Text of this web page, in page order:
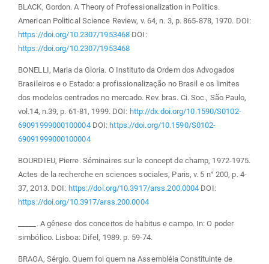
BLACK, Gordon. A Theory of Professionalization in Politics.
American Political Science Review, v. 64, n. 3, p. 865-878, 1970. DOI:
https://doi.org/10.2307/1953468 DOI:
https://doi.org/10.2307/1953468
BONELLI, Maria da Gloria. O Instituto da Ordem dos Advogados
Brasileiros e o Estado: a profissionalização no Brasil e os limites
dos modelos centrados no mercado. Rev. bras. Ci. Soc., São Paulo,
vol.14, n.39, p. 61-81, 1999. DOI: http://dx.doi.org/10.1590/S0102-
69091999000100004DOI: https://doi.org/10.1590/S0102-
69091999000100004
BOURDIEU, Pierre. Séminaires sur le concept de champ, 1972-1975.
Actes de la recherche en sciences sociales, Paris, v. 5 n° 200, p. 4-
37, 2013. DOI: https://doi.org/10.3917/arss.200.0004 DOI:
https://doi.org/10.3917/arss.200.0004
_____. A gênese dos conceitos de habitus e campo. In: O poder
simbólico. Lisboa: Difel, 1989. p. 59-74.
BRAGA, Sérgio. Quem foi quem na Assembléia Constituinte de